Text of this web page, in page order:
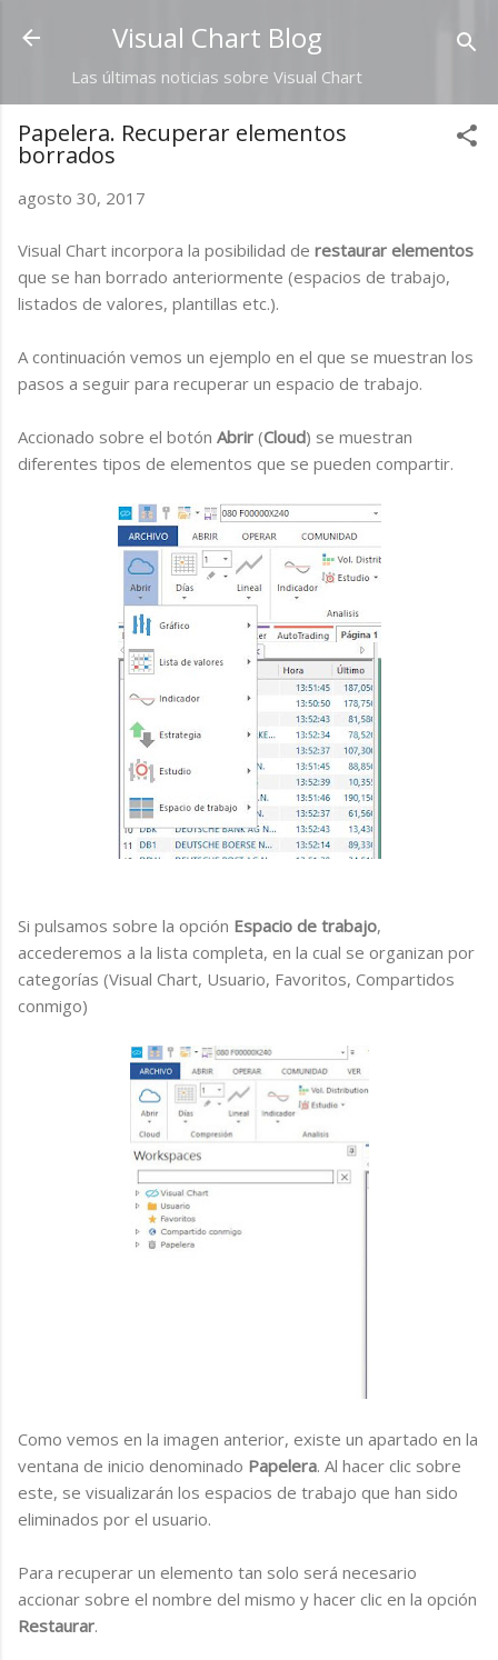
Ir al contenido principal
Visual Chart Blog
Las últimas noticias sobre Visual Chart
Papelera. Recuperar elementos
borrados
agosto 30, 2017
Visual Chart incorpora la posibilidad de restaurar elementos
que se han borrado anteriormente (espacios de trabajo,
listados de valores, plantillas etc.).
A continuación vemos un ejemplo en el que se muestran los
pasos a seguir para recuperar un espacio de trabajo.
Accionado sobre el botón Abrir (Cloud) se muestran
diferentes tipos de elementos que se pueden compartir.
Si pulsamos sobre la opción Espacio de trabajo,
accederemos a la lista completa, en la cual se organizan por
categorías (Visual Chart, Usuario, Favoritos, Compartidos
conmigo)
Como vemos en la imagen anterior, existe un apartado en la
ventana de inicio denominado Papelera. Al hacer clic sobre
este, se visualizarán los espacios de trabajo que han sido
eliminados por el usuario.
Para recuperar un elemento tan solo será necesario
accionar sobre el nombre del mismo y hacer clic en la opción
Restaurar.